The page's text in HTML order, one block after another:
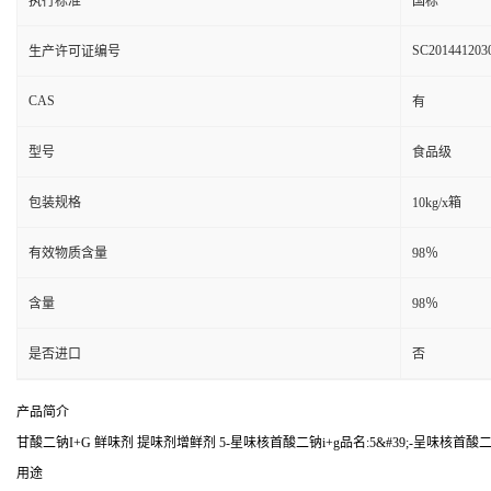
生产许可证编号
CAS 有
型号 食品级
包装规格 10kg/x箱
有效物质含量 98％
含量 98％
是否进口 否
产品简介
甘酸二钠I+G 鲜味剂 提味剂增鲜剂 5-星味核首酸二钠i+g品名:5&#39;-呈味核首酸
用途